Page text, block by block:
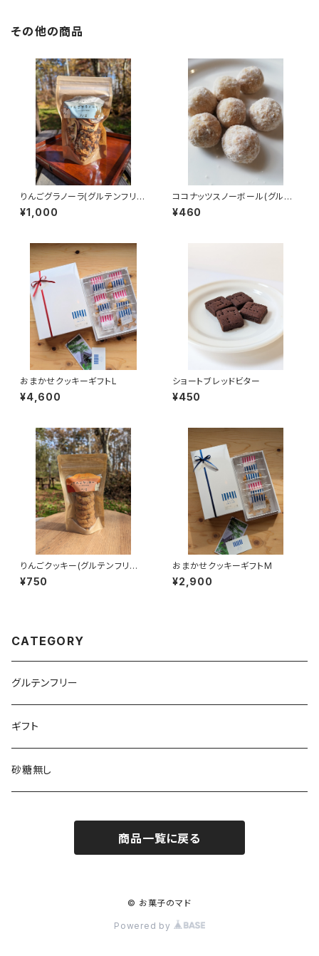
その他の商品
りんごグラノーラ(グルテンフリ
ー)
¥1,000
ココナッツスノーボール(グルテ
ンフリー）
¥460
おまかせクッキーギフトL
¥4,600
ショートブレッドビター
¥450
りんごクッキー(グルテンフリー)
7個入り
¥750
おまかせクッキーギフトM
¥2,900
CATEGORY
グルテンフリー
ギフト
砂糖無し
商品一覧に戻る
© お菓子のマド
Powered by